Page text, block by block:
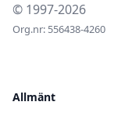
© 1997-2026
Org.nr: 556438-4260
Allmänt